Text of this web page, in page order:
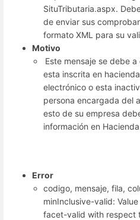
SituTributaria.aspx.
de enviar sus
formato XML para su
Motivo
Este mensaje se debe
esta inscrita en
electrónico o esta
persona encargada del
esto de su empresa
información en
Error
codigo, mensaje, fila,
minInclusive-valid:
facet-valid with respect